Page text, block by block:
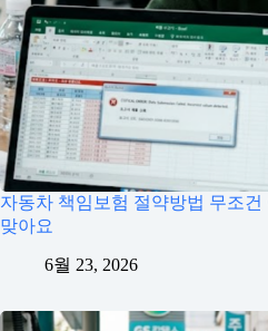
자동차 책임보험 절약방법 무조
맞아요
6월 23, 2026